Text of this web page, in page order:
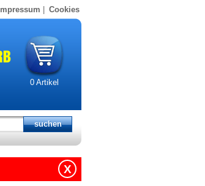
Impressum Cookies
0Artikel
X